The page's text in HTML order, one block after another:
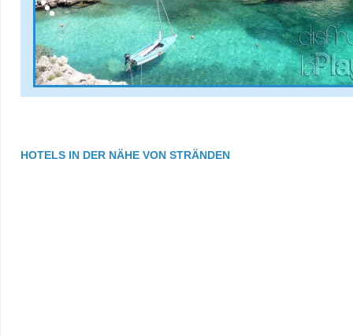
HOTELS IN DER NÄHE VON STRÄNDEN